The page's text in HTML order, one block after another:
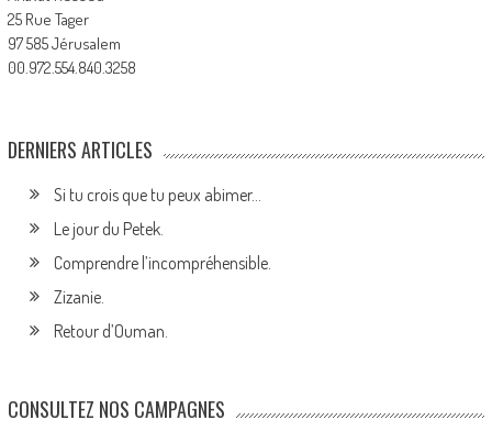
25 Rue Tager
97 585 Jérusalem
00.972.554.840.3258
DERNIERS ARTICLES
Si tu crois que tu peux abimer…
Le jour du Petek.
Comprendre l’incompréhensible.
Zizanie.
Retour d’Ouman.
CONSULTEZ NOS CAMPAGNES